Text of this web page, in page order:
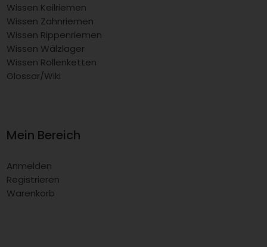
Wissen Keilriemen
Wissen Zahnriemen
Wissen Rippenriemen
Wissen Wälzlager
Wissen Rollenketten
Glossar/Wiki
Mein Bereich
Anmelden
Registrieren
Warenkorb